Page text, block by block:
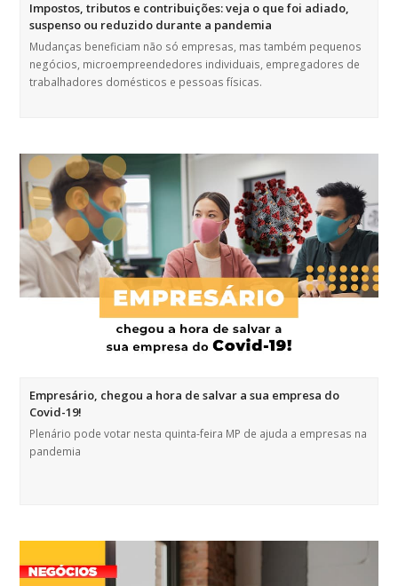
Impostos, tributos e contribuições: veja o que foi adiado,
suspenso ou reduzido durante a pandemia
Mudanças beneficiam não só empresas, mas também pequenos
negócios, microempreendedores individuais, empregadores de
trabalhadores domésticos e pessoas físicas.
Empresário, chegou a hora de salvar a sua empresa do
Covid-19!
Plenário pode votar nesta quinta-feira MP de ajuda a empresas na
pandemia